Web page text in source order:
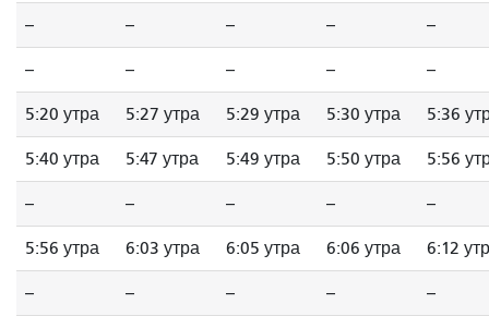
-- -- -- -- --
-- -- -- -- --
5:20 утра 5:27 утра 5:29 утра 5:30 утра 5:36
5:40 утра 5:47 утра 5:49 утра 5:50 утра 5:56
-- -- -- -- --
5:56 утра 6:03 утра 6:05 утра 6:06 утра 6:12
-- -- -- -- --